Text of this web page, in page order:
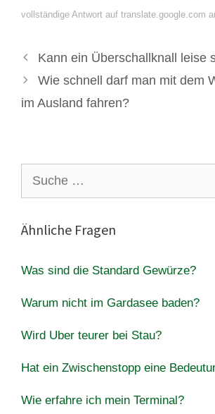
vollständige Antwort auf translate.google.com
Kann ein Überschallknall leise
Wie schnell darf man mit dem
im Ausland fahren?
nach:
Ähnliche Fragen
Was sind die Standard Gewürze?
Warum nicht im Gardasee baden?
Wird Uber teurer bei Stau?
Hat ein Zwischenstopp eine
Wie erfahre ich mein Terminal?